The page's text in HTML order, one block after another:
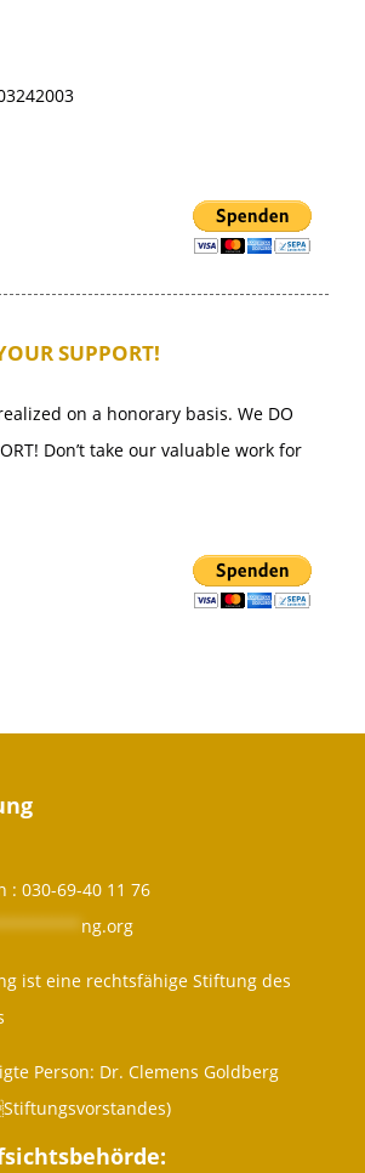
SUPPORT!
on a honorary basis. We DO
Don’t take our valuable work for
: 030-69-40 11 76
ng.org
ist eine rechtsfähige Stiftung des
Person: Dr. Clemens Goldberg